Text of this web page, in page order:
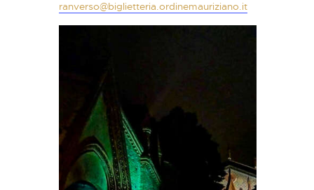
ranverso@biglietteria.ordinemauriziano.it